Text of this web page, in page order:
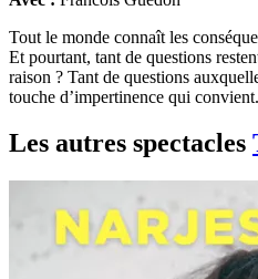
Tout le monde connaît les
Et pourtant, tant de questions
raison ? Tant de questions
touche d’impertinence qui
Les autres spectacles